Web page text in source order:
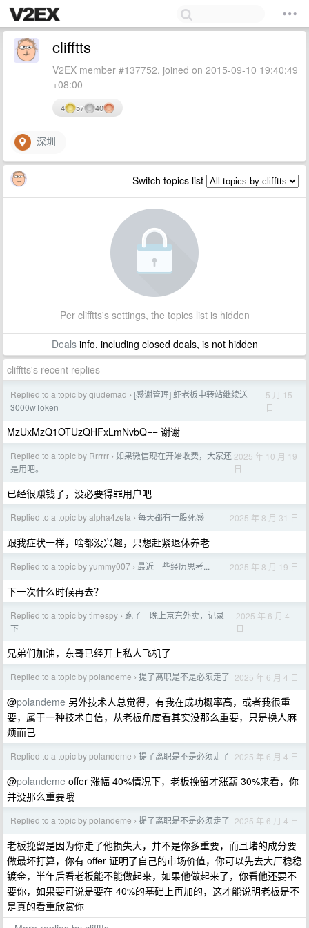
clifftts
V2EX member #137752, joined on 2015-09-10 19:40:49
+08:00
4 57 40
深圳
Switch topics list
Per clifftts's settings, the topics list is hidden
Dealsinfo, including closed deals, is not hidden
clifftts's recent replies
Replied to a topic by qiudemad › [感谢管理] 虾老板中转站继续送
3000wToken
5 月 15
日
MzUxMzQ1OTUzQHFxLmNvbQ== 谢谢
Replied to a topic by Rrrrrr › 如果微信现在开始收费，大家还
是用吧。
2025 年 10 月 19
日
已经很赚钱了，没必要得罪用户吧
Replied to a topic by alpha4zeta › 每天都有一股死感 2025 年 8 月 31 日
跟我症状一样，啥都没兴趣，只想赶紧退休养老
Replied to a topic by yummy007 › 最近一些经历思考... 2025 年 8 月 19 日
下一次什么时候再去？
Replied to a topic by timespy › 跑了一晚上京东外卖，记录一
下
2025 年 6 月 4
日
兄弟们加油，东哥已经开上私人飞机了
Replied to a topic by polandeme › 提了离职是不是必须走了 2025 年 6 月 4 日
@polandeme 另外技术人总觉得，有我在成功概率高，或者我很重
要，属于一种技术自信，从老板角度看其实没那么重要，只是换人麻
烦而已
Replied to a topic by polandeme › 提了离职是不是必须走了 2025 年 6 月 4 日
@polandeme offer 涨幅 40%情况下，老板挽留才涨薪 30%来看，你
并没那么重要哦
Replied to a topic by polandeme › 提了离职是不是必须走了 2025 年 6 月 4 日
老板挽留是因为你走了他损失大，并不是你多重要，而且堵的成分要
做最坏打算，你有 offer 证明了自己的市场价值，你可以先去大厂稳稳
镀金，半年后看老板能不能做起来，如果他做起来了，你看他还要不
要你，如果要可说是要在 40%的基础上再加的，这才能说明老板是不
是真的看重欣赏你